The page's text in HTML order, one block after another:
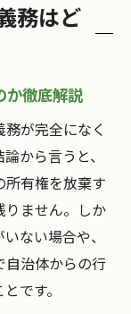
務の範囲と
なるのか解
と義務を知
な行動手
務はど
か徹底解説
が完全になく
から言うと、
有権を放棄す
りません。しか
ない場合や、
自治体からの行
です。